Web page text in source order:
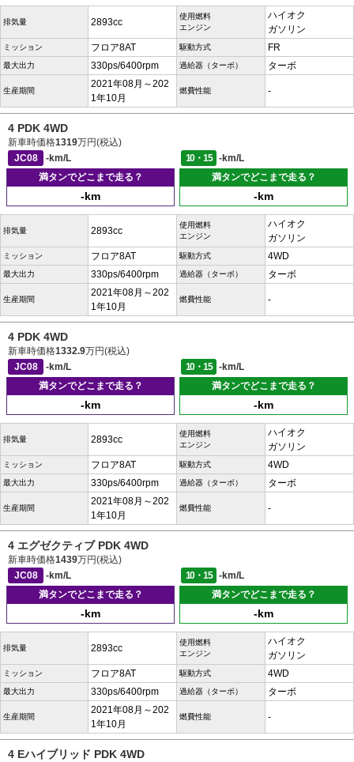
排気量 2893cc
使用燃料
エンジン
ハイオク
ガソリン
ミッション フロア8AT 駆動方式 FR
最大出力 330ps/6400rpm 過給器（ターボ） ターボ
生産期間
2021年08月～202
1年10月
燃費性能 -
4 PDK 4WD
新車時価格1319万円(税込)
JC08
-km/L 10・15
-km/L
満タンでどこまで走る？
-km
満タンでどこまで走る？
-km
排気量 2893cc
使用燃料
エンジン
ハイオク
ガソリン
ミッション フロア8AT 駆動方式 4WD
最大出力 330ps/6400rpm 過給器（ターボ） ターボ
生産期間
2021年08月～202
1年10月
燃費性能 -
4 PDK 4WD
新車時価格1332.9万円(税込)
JC08
-km/L 10・15
-km/L
満タンでどこまで走る？
-km
満タンでどこまで走る？
-km
排気量 2893cc
使用燃料
エンジン
ハイオク
ガソリン
ミッション フロア8AT 駆動方式 4WD
最大出力 330ps/6400rpm 過給器（ターボ） ターボ
生産期間
2021年08月～202
1年10月
燃費性能 -
4 エグゼクティブ PDK 4WD
新車時価格1439万円(税込)
JC08
-km/L 10・15
-km/L
満タンでどこまで走る？
-km
満タンでどこまで走る？
-km
排気量 2893cc
使用燃料
エンジン
ハイオク
ガソリン
ミッション フロア8AT 駆動方式 4WD
最大出力 330ps/6400rpm 過給器（ターボ） ターボ
生産期間
2021年08月～202
1年10月
燃費性能 -
4 Eハイブリッド PDK 4WD